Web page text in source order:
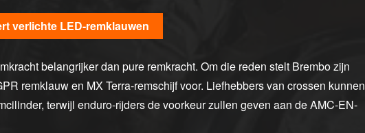
verlichte LED-remklauwen
belangrijker dan pure remkracht. Om die reden stelt Brembo zijn
remklauw en MX Terra-remschijf voor. Liefhebbers van crossen kunnen
terwijl enduro-rijders de voorkeur zullen geven aan de AMC-EN-